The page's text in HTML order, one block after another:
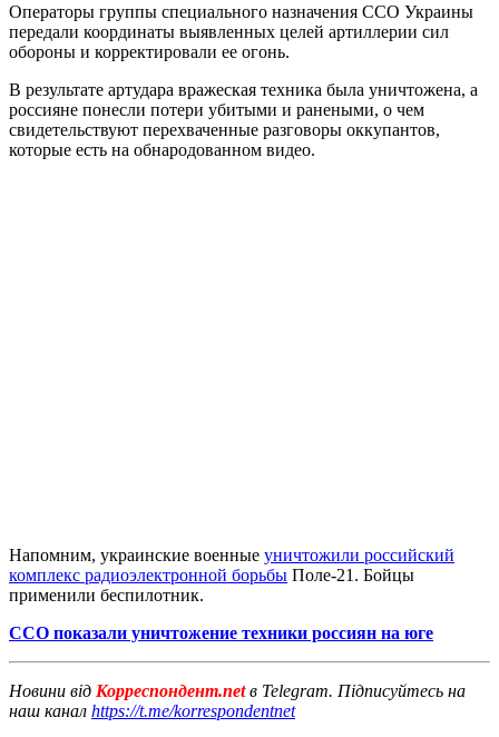
Операторы группы специального назначения ССО Украины
передали координаты выявленных целей артиллерии сил
обороны и корректировали ее огонь.
В результате артудара вражеская техника была уничтожена, а
россияне понесли потери убитыми и ранеными, о чем
свидетельствуют перехваченные разговоры оккупантов,
которые есть на обнародованном видео.
Напомним, украинские военные уничтожили российский
комплекс радиоэлектронной борьбы Поле-21. Бойцы
применили беспилотник.
ССО показали уничтожение техники россиян на юге
Новини від Корреспондент.netв Telegram. Підписуйтесь на
наш канал https://t.me/korrespondentnet